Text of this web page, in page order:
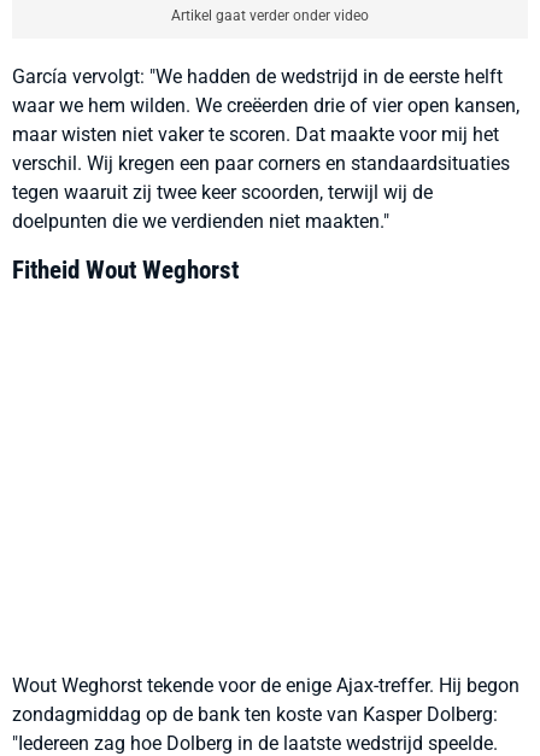
Artikel gaat verder onder video
García vervolgt: "We hadden de wedstrijd in de eerste helft
waar we hem wilden. We creëerden drie of vier open kansen,
maar wisten niet vaker te scoren. Dat maakte voor mij het
verschil. Wij kregen een paar corners en standaardsituaties
tegen waaruit zij twee keer scoorden, terwijl wij de
doelpunten die we verdienden niet maakten."
Fitheid Wout Weghorst
Wout Weghorst tekende voor de enige Ajax-treffer. Hij begon
zondagmiddag op de bank ten koste van Kasper Dolberg:
"Iedereen zag hoe Dolberg in de laatste wedstrijd speelde.